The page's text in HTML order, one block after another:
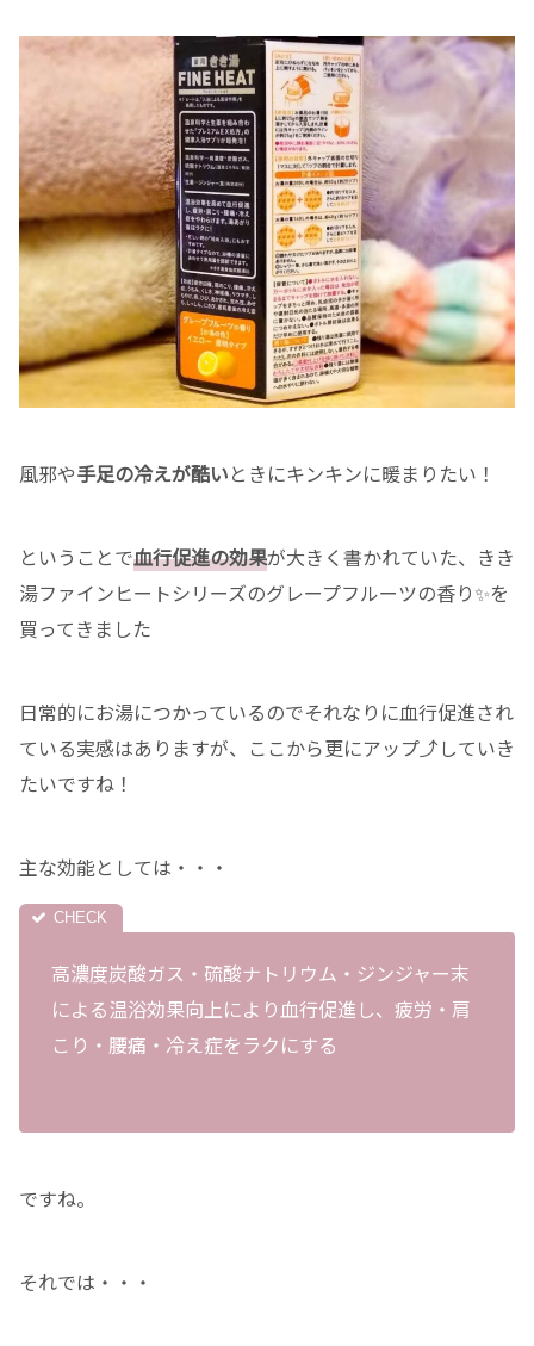
風邪や手足の冷えが酷いときにキンキンに暖まりたい！
ということで血行促進の効果が大きく書かれていた、きき
湯ファインヒートシリーズのグレープフルーツの香り✨を
買ってきました
日常的にお湯につかっているのでそれなりに血行促進され
ている実感はありますが、ここから更にアップ⤴️していき
たいですね！
主な効能としては・・・
高濃度炭酸ガス・硫酸ナトリウム・ジンジャー末
による温浴効果向上により血行促進し、疲労・肩
こり・腰痛・冷え症をラクにする
ですね。
それでは・・・